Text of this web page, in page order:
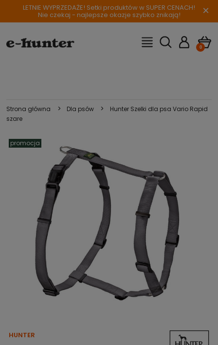
LETNIE WYPRZEDAŻE! Setki produktów w SUPER CENACH!
Nie czekaj - najlepsze okazje szybko znikają! ×
Strona główna > Dla psów >
Hunter Szelki dla psa Vario Rapid
szare
promocja
HUNTER